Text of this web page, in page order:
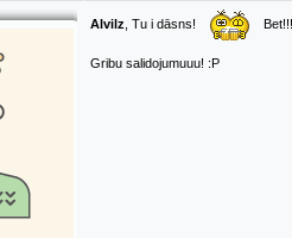
Alvilz , Tu i dāsns!
Gribu salidojumuuu! :P